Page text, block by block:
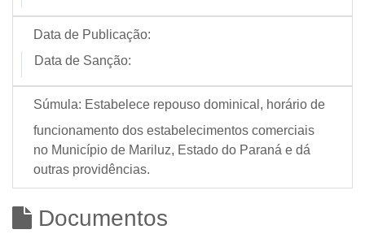
Data de Publicação:
Data de Sanção:
Súmula: Estabelece repouso dominical, horário de
funcionamento dos estabelecimentos comerciais
no Município de Mariluz, Estado do Paraná e dá
outras providências.
Documentos